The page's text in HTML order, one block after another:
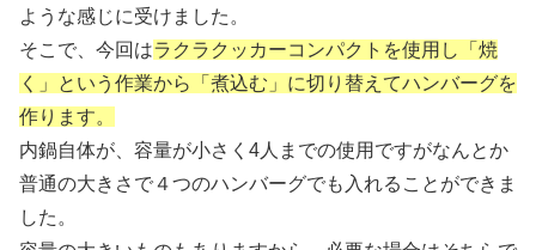
ような感じに受けました。
そこで、今回はラクラクッカーコンパクトを使用し「焼
く」という作業から「煮込む」に切り替えてハンバーグを
作ります。
内鍋自体が、容量が小さく4人までの使用ですがなんとか
普通の大きさで４つのハンバーグでも入れることができま
した。